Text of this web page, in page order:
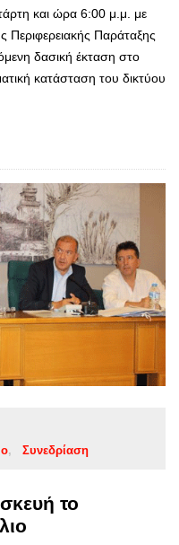
και ώρα 6:00 μ.μ. με
Περιφερειακής Παράταξης
δασική έκταση στο
κατάσταση του δικτύου
Συνεδρίαση
το